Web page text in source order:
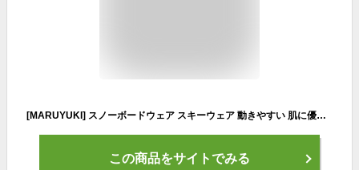
[MARUYUKI] スノーボードウェア スキーウェア 動きやすい 肌に優しい素材 柔らかい 防寒 防水 防風 男女兼用 S-6XL 上下セット 耐水圧10,000mm おしゃれ 格好いい メンズ レディース 迷彩柄 (紫霞黑白-XL)
この商品をサイトでみる